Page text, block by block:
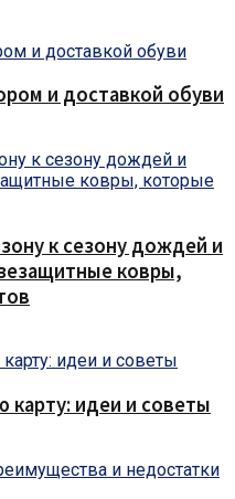
и доставкой обуви
к сезону дождей и
ковры,
карту: идеи и советы